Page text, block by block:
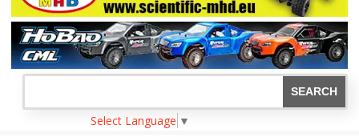
Select Language ▼